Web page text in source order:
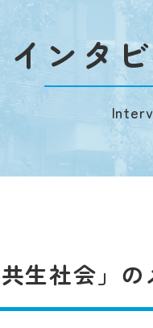
インタ
生社会」